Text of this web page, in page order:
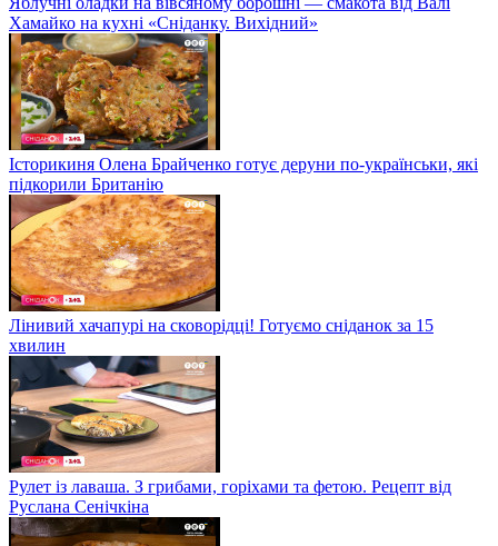
Хамайко на кухні «Сніданку. Вихідний»
Історикиня Олена Брайченко готує деруни по-українськи, які
підкорили Британію
Лінивий хачапурі на сковорідці! Готуємо сніданок за 15
хвилин
Рулет із лаваша. З грибами, горіхами та фетою. Рецепт від
Руслана Сенічкіна